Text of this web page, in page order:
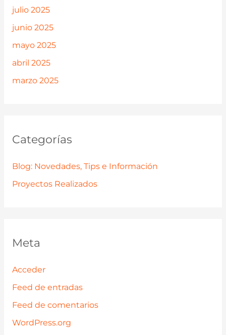
julio 2025
junio 2025
mayo 2025
abril 2025
marzo 2025
Categorías
Blog: Novedades, Tips e Información
Proyectos Realizados
Meta
Acceder
Feed de entradas
Feed de comentarios
WordPress.org